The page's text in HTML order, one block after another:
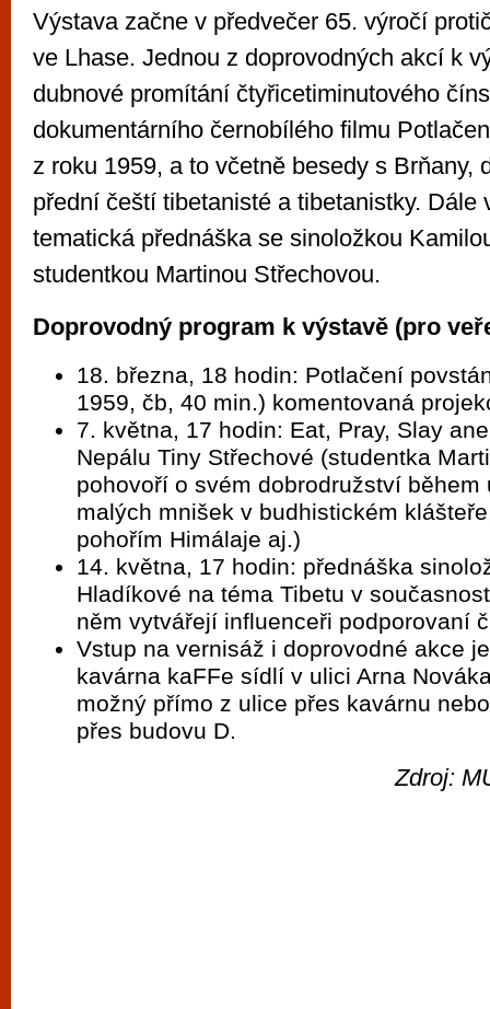
Výstava začne v předvečer 65. výročí
ve Lhase. Jednou z doprovodných akcí k
dubnové promítání čtyřicetiminutového
dokumentárního černobílého filmu
z roku 1959, a to včetně besedy s Brňany,
přední čeští tibetanisté a tibetanistky. Dále
tematická přednáška se sinoložkou
studentkou Martinou Střechovou.
Doprovodný program k výstavě (pro
18. března, 18 hodin: Potlačení
1959, čb, 40 min.) komentovaná
7. května, 17 hodin: Eat, Pray, Slay
Nepálu Tiny Střechové (studentka
pohovoří o svém dobrodružství během
malých mnišek v budhistickém
pohořím Himálaje aj.)
14. května, 17 hodin: přednáška
Hladíkové na téma Tibetu v
něm vytvářejí influenceři podporovaní
Vstup na vernisáž i doprovodné akce
kavárna kaFFe sídlí v ulici Arna
možný přímo z ulice přes kavárnu
přes budovu D.
Zdroj: